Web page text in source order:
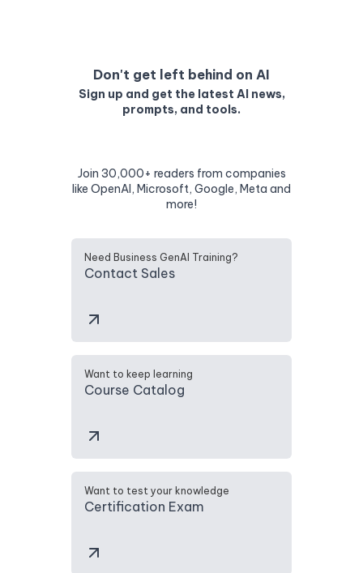
Don't get left behind on AI
Sign up and get the latest AI news,
prompts, and tools.
Join 30,000+ readers from companies
like OpenAI, Microsoft, Google, Meta and
more!
Need Business GenAI Training?
Contact Sales
Want to keep learning
Course Catalog
Want to test your knowledge
Certification Exam